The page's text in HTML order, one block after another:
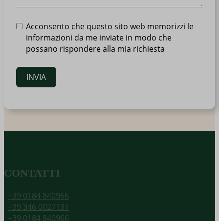
Acconsento che questo sito web memorizzi le
informazioni da me inviate in modo che
possano rispondere alla mia richiesta
INVIA
CONTATTI
+39 0184 840966
+39 346 0027131
+39 0184 840966